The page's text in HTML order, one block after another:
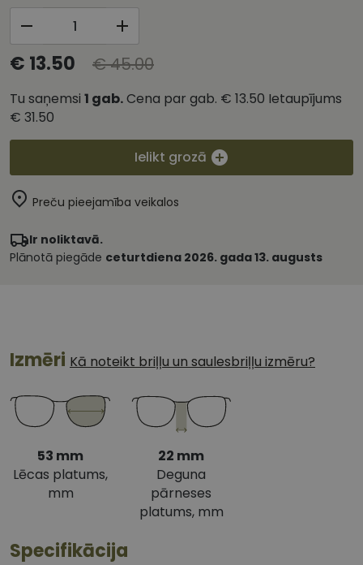
€ 13.50 € 45.00
Tu saņemsi 1 gab.Cena par gab. € 13.50 Ietaupījums
€ 31.50
Ielikt grozā
Preču pieejamība veikalos
Ir noliktavā.
Plānotā piegāde ceturtdiena 2026. gada 13. augusts
Izmēri Kā noteikt briļļu un saulesbriļļu izmēru?
53 mm
Lēcas platums,
mm
22 mm
Deguna
pārneses
platums, mm
Specifikācija